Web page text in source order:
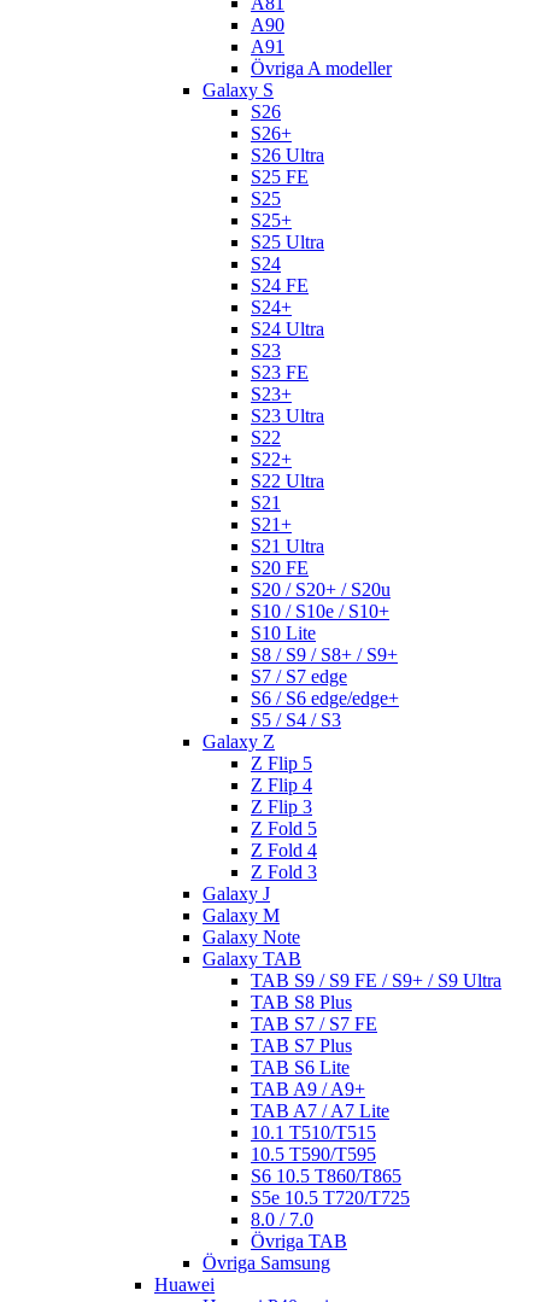
A90
A91
Övriga A modeller
Galaxy S
S26
S26+
S26 Ultra
S25 FE
S25
S25+
S25 Ultra
S24
S24 FE
S24+
S24 Ultra
S23
S23 FE
S23+
S23 Ultra
S22
S22+
S22 Ultra
S21
S21+
S21 Ultra
S20 FE
S20 / S20+ / S20u
S10 / S10e / S10+
S10 Lite
S8 / S9 / S8+ / S9+
S7 / S7 edge
S6 / S6 edge/edge+
S5 / S4 / S3
Galaxy Z
Z Flip 5
Z Flip 4
Z Flip 3
Z Fold 5
Z Fold 4
Z Fold 3
Galaxy J
Galaxy M
Galaxy Note
Galaxy TAB
TAB S9 / S9 FE / S9+ / S9 Ultra
TAB S8 Plus
TAB S7 / S7 FE
TAB S7 Plus
TAB S6 Lite
TAB A9 / A9+
TAB A7 / A7 Lite
10.1 T510/T515
10.5 T590/T595
S6 10.5 T860/T865
S5e 10.5 T720/T725
8.0 / 7.0
Övriga TAB
Övriga Samsung
Huawei